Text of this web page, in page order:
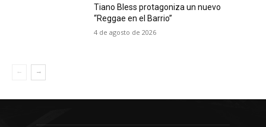
Tiano Bless protagoniza un nuevo
“Reggae en el Barrio”
4 de agosto de 2026